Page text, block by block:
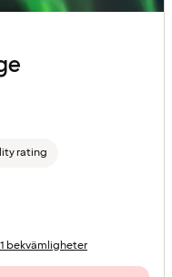
rating
bekvämligheter